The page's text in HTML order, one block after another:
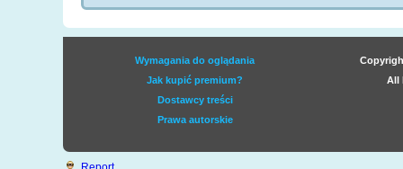
Wymagania do oglądania
Jak kupić premium?
Dostawcy treści
Prawa autorskie
All